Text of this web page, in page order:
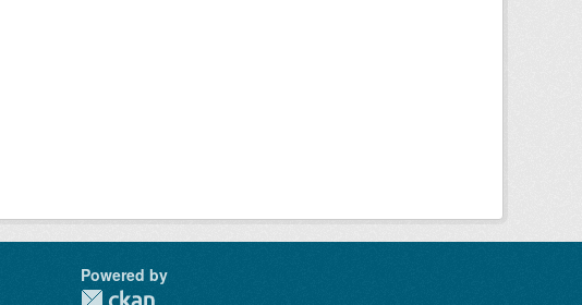
Powered by